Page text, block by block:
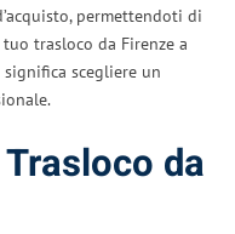
permettendoti di
trasloco da Firenze a
significa scegliere un
da